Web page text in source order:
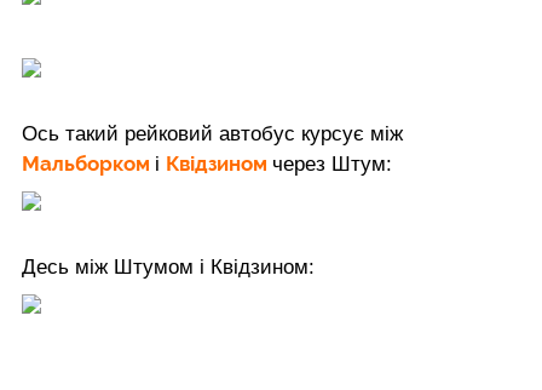
Ось такий рейковий автобус курсує між
Мальборком і Квідзином через Штум:
Десь між Штумом і Квідзином: